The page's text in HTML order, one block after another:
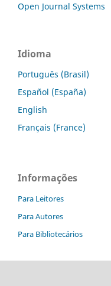
Open Journal Systems
Idioma
Português (Brasil)
Español (España)
English
Français (France)
Informações
Para Leitores
Para Autores
Para Bibliotecários